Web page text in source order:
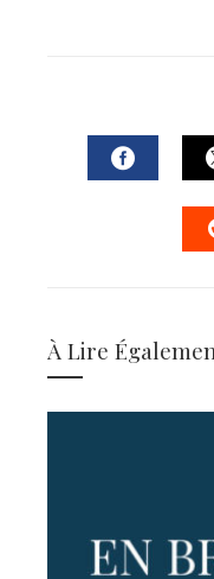
À Lire